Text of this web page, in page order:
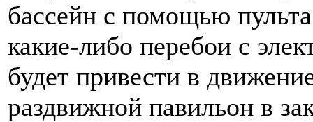
бассейн с помощью
какие-либо перебои с
будет привести в
раздвижной павильон в